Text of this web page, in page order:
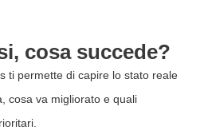
cosa succede?
ti permette di capire lo stato reale
cosa va migliorato e quali